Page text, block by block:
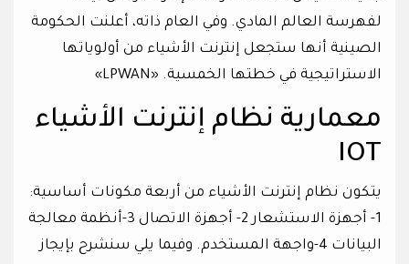
لفهرسة العالم المادي. وفي العام ذاته، أعلنت الحكومة
الصينية أنها ستجعل إنترنت الأشياء من أولوياتها
الاستراتيجية في خطتها الخمسية. «LPWAN»
معمارية نظام إنترنت الأشياء
IOT
يتكون نظام إنترنت الأشياء من أربعة مكونات أساسية:
1- أجهزة الاستشعار 2- أجهزة الاتصال 3-أنظمة معالجة
البيانات 4-واجهة المستخدم. وفيما يلي سنشرح بإيجاز